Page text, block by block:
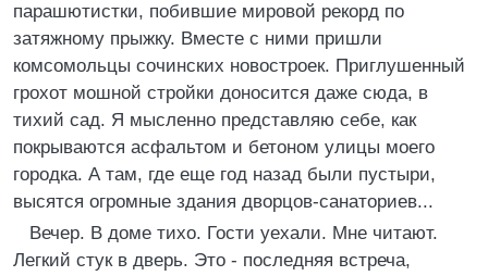
парашютистки, побившие мировой рекорд по
затяжному прыжку. Вместе с ними пришли
комсомольцы сочинских новостроек. Приглушенный
грохот мошной стройки доносится даже сюда, в
тихий сад. Я мысленно представляю себе, как
покрываются асфальтом и бетоном улицы моего
городка. А там, где еще год назад были пустыри,
высятся огромные здания дворцов-санаториев...
Вечер. В доме тихо. Гости уехали. Мне читают.
Легкий стук в дверь. Это - последняя встреча,